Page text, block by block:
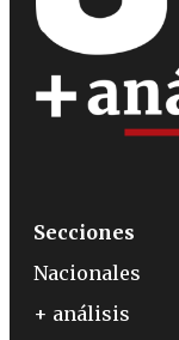
Secciones
Nacionales
+ análisis